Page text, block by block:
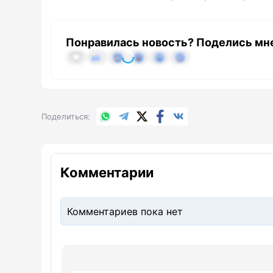
Понравилась новость? Поделись
Поделиться WhatsApp
TelegramX.comFacebook
Комментарии
Комментариев пока нет